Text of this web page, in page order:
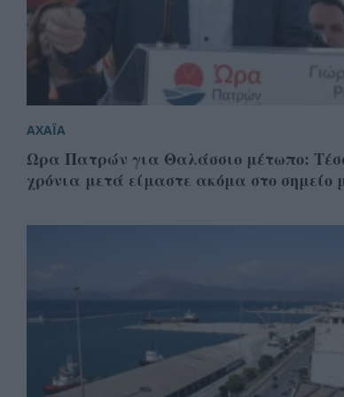
ΑΧΑΪΑ
Ωρα Πατρών για Θαλάσσιο μέτωπο:
χρόνια μετά είμαστε ακόμα στο σημείο